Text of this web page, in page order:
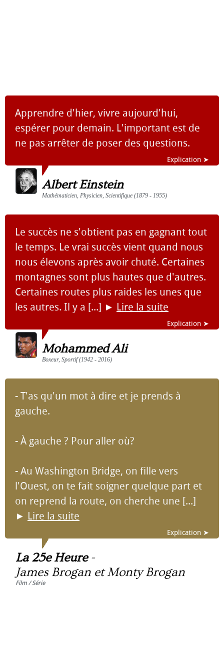
Apprendre d'hier, vivre aujourd'hui,
espérer pour demain. L'important est de
ne pas arrêter de poser des questions.
Explication ➤
Albert Einstein
Mathématicien, Physicien, Scientifique (1879 - 1955)
Le succès ne s'obtient pas en gagnant tout
le temps. Le vrai succès vient quand nous
nous élevons après avoir chuté. Certaines
montagnes sont plus hautes que d'autres.
Certaines routes plus raides les unes que
les autres. Il y a [...] ► Lire la suite
Explication ➤
Mohammed Ali
Boxeur, Sportif (1942 - 2016)
- T'as qu'un mot à dire et je prends à
gauche.
- À gauche ? Pour aller où?
- Au Washington Bridge, on fille vers
l'Ouest, on te fait soigner quelque part et
on reprend la route, on cherche une [...]
► Lire la suite
Explication ➤
La 25e Heure-
James Brogan et Monty Brogan
Film / Série